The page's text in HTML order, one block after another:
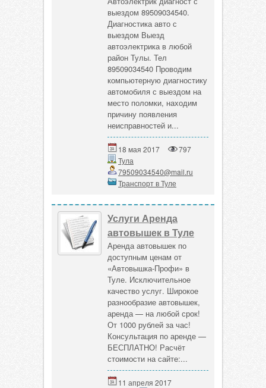
выездом 89509034540.
Диагностика авто с
выездом Выезд
автоэлектрика в любой
район Тулы. Тел
89509034540 Проводим
компьютерную диагностику
автомобиля с выездом на
место поломки, находим
причину появления
неисправностей и...
18 мая 2017
797
Тула
79509034540@mail.ru
Транспорт в Туле
Услуги Аренда
автовышек в Туле
Аренда автовышек по
доступным ценам от
«Автовышка-Профи» в
Туле. Исключительное
качество услуг. Широкое
разнообразие автовышек,
аренда — на любой срок!
От 1000 рублей за час!
Консультация по аренде —
БЕСПЛАТНО! Расчёт
стоимости на сайте:...
11 апреля 2017